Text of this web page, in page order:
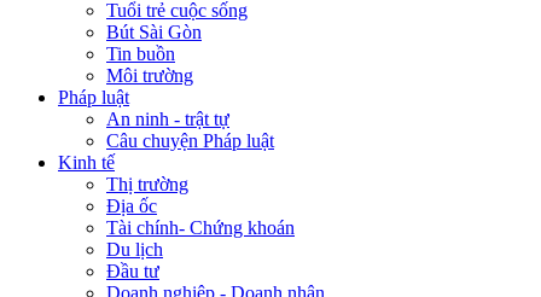
Tuổi trẻ cuộc sống
Bút Sài Gòn
Tin buồn
Môi trường
Pháp luật
An ninh - trật tự
Câu chuyện Pháp luật
Kinh tế
Thị trường
Địa ốc
Tài chính- Chứng khoán
Du lịch
Đầu tư
Doanh nghiệp - Doanh nhân